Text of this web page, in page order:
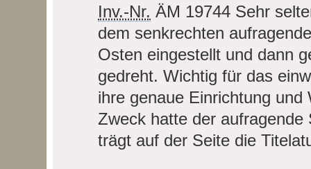
Inv.-Nr. ÄM 19744 Sehr
dem senkrechten
Osten eingestellt und dann
gedreht. Wichtig für das
ihre genaue Einrichtung
Zweck hatte der
trägt auf der Seite die